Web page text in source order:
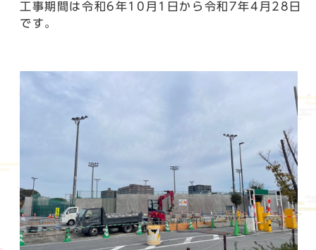
工事期間は令和6年10月1日から令和7年4月28日
です。